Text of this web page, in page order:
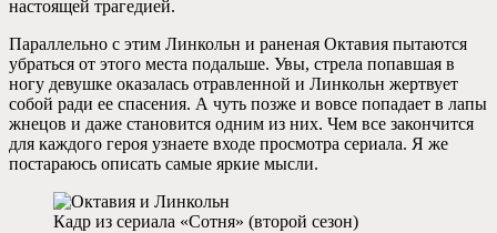
настоящей трагедией.
Параллельно с этим Линкольн и раненая Октавия пытаются
убраться от этого места подальше. Увы, стрела попавшая в
ногу девушке оказалась отравленной и Линкольн жертвует
собой ради ее спасения. А чуть позже и вовсе попадает в лапы
жнецов и даже становится одним из них. Чем все закончится
для каждого героя узнаете входе просмотра сериала. Я же
постараюсь описать самые яркие мысли.
Кадр из сериала «Сотня» (второй сезон)